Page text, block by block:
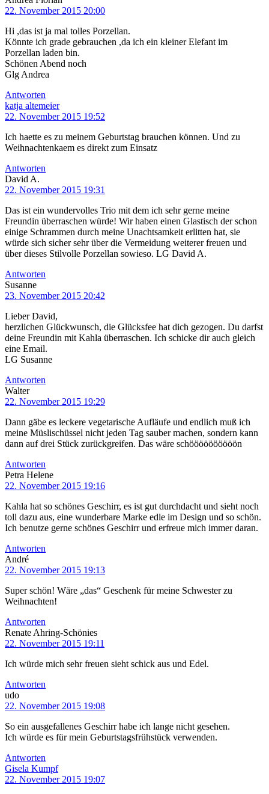
22. November 2015 20:00
Hi ,das ist ja mal tolles Porzellan.
Könnte ich grade gebrauchen ,da ich ein kleiner Elefant im
Porzellan laden bin.
Schönen Abend noch
Glg Andrea
Antworten
katja altemeier
22. November 2015 19:52
Ich haette es zu meinem Geburtstag brauchen können. Und zu
Weihnachtenkaem es direkt zum Einsatz
Antworten
David A.
22. November 2015 19:31
Das ist ein wundervolles Trio mit dem ich sehr gerne meine
Freundin überraschen würde! Wir haben einen Glastisch der schon
einige Schrammen durch meine Unachtsamkeit erlitten hat, sie
würde sich sicher sehr über die Vermeidung weiterer freuen und
über dieses Stilvolle Porzellan sowieso. LG David A.
Antworten
Susanne
23. November 2015 20:42
Lieber David,
herzlichen Glückwunsch, die Glücksfee hat dich gezogen. Du darfst
deine Freundin mit Kahla überraschen. Ich schicke dir auch gleich
eine Email.
LG Susanne
Antworten
Walter
22. November 2015 19:29
Dann gäbe es leckere vegetarische Aufläufe und endlich muß ich
meine Müslischüssel nicht jeden Tag sauber machen, sondern kann
dann auf drei Stück zurückgreifen. Das wäre schöööööööööön
Antworten
Petra Helene
22. November 2015 19:16
Kahla hat so schönes Geschirr, es ist gut durchdacht und sieht noch
toll dazu aus, eine wunderbare Marke edle im Design und so schön.
Ich benutze gerne schönes Geschirr und erfreue mich immer daran.
Antworten
André
22. November 2015 19:13
Super schön! Wäre „das“ Geschenk für meine Schwester zu
Weihnachten!
Antworten
Renate Ahring-Schönies
22. November 2015 19:11
Ich würde mich sehr freuen sieht schick aus und Edel.
Antworten
udo
22. November 2015 19:08
So ein ausgefallenes Geschirr habe ich lange nicht gesehen.
Ich würde es für mein Geburtstagsfrühstück verwenden.
Antworten
Gisela Kumpf
22. November 2015 19:07